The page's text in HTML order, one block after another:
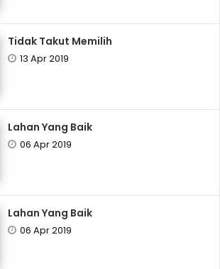
Tidak Takut Memilih
13 Apr 2019
Lahan Yang Baik
06 Apr 2019
Lahan Yang Baik
06 Apr 2019